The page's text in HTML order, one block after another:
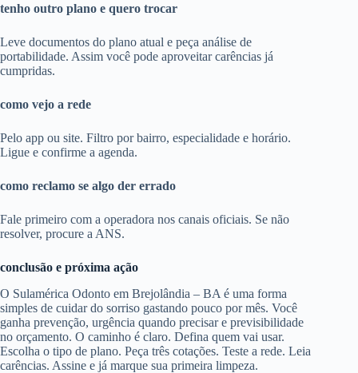
tenho outro plano e quero trocar
Leve documentos do plano atual e peça análise de
portabilidade. Assim você pode aproveitar carências já
cumpridas.
como vejo a rede
Pelo app ou site. Filtro por bairro, especialidade e horário.
Ligue e confirme a agenda.
como reclamo se algo der errado
Fale primeiro com a operadora nos canais oficiais. Se não
resolver, procure a ANS.
conclusão e próxima ação
O Sulamérica Odonto em Brejolândia – BA é uma forma
simples de cuidar do sorriso gastando pouco por mês. Você
ganha prevenção, urgência quando precisar e previsibilidade
no orçamento. O caminho é claro. Defina quem vai usar.
Escolha o tipo de plano. Peça três cotações. Teste a rede. Leia
carências. Assine e já marque sua primeira limpeza.